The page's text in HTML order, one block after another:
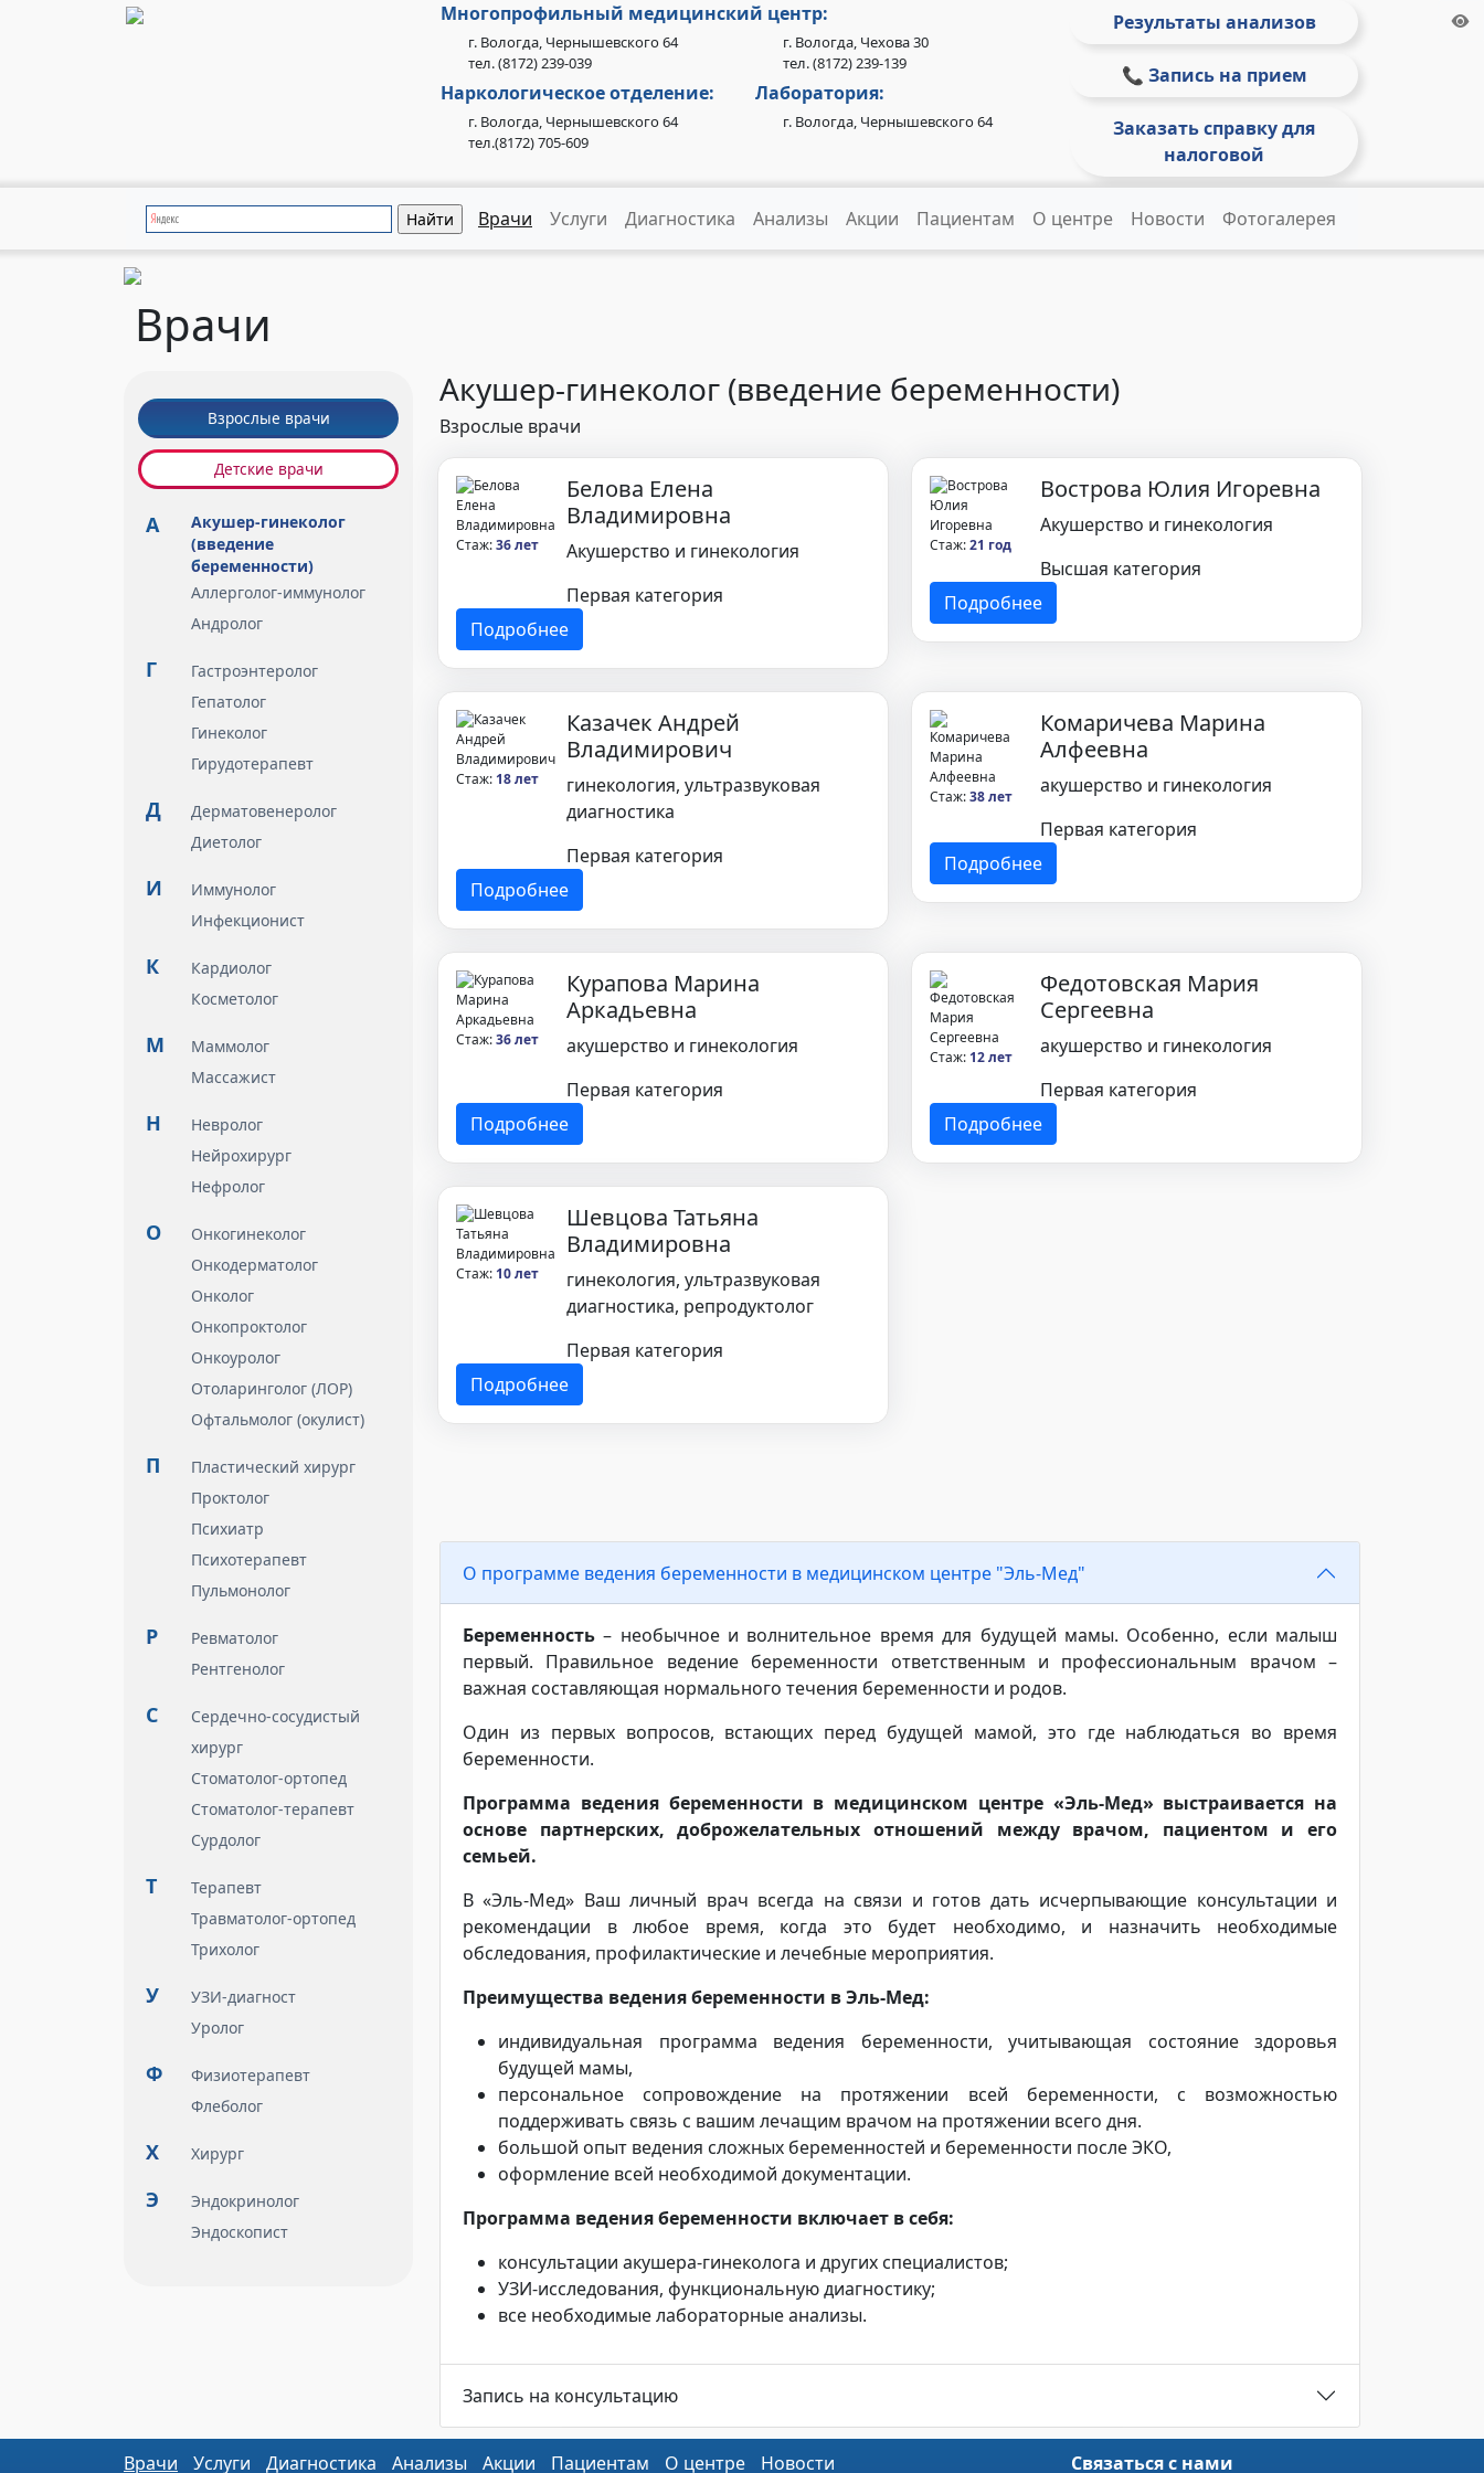
Многопрофильный медицинский центр:
г. Вологда, Чернышевского 64
тел. (8172) 239-039
г. Вологда, Чехова 30
тел. (8172) 239-139
Наркологическое отделение:
г. Вологда, Чернышевского 64
тел.(8172) 705-609
Лаборатория:
г. Вологда, Чернышевского 64
Результаты анализов
📞 Запись на прием
Заказать справку для
налоговой
Врачи Услуги Диагностика Анализы Акции Пациентам О центре Новости Фотогалерея
Врачи
Взрослые врачи
Детские врачи
А
Акушер-гинеколог
(введение
беременности)
Аллерголог-иммунолог
Андролог
Г
Гастроэнтеролог
Гепатолог
Гинеколог
Гирудотерапевт
Д
Дерматовенеролог
Диетолог
И
Иммунолог
Инфекционист
К
Кардиолог
Косметолог
М
Маммолог
Массажист
Н
Невролог
Нейрохирург
Нефролог
О
Онкогинеколог
Онкодерматолог
Онколог
Онкопроктолог
Онкоуролог
Отоларинголог (ЛОР)
Офтальмолог (окулист)
П
Пластический хирург
Проктолог
Психиатр
Психотерапевт
Пульмонолог
Р
Ревматолог
Рентгенолог
С
Сердечно-сосудистый
хирург
Стоматолог-ортопед
Стоматолог-терапевт
Сурдолог
Т
Терапевт
Травматолог-ортопед
Трихолог
У
УЗИ-диагност
Уролог
Ф
Физиотерапевт
Флеболог
Х Хирург
Э
Эндокринолог
Эндоскопист
Акушер-гинеколог (введение беременности)
Взрослые врачи
Стаж:36 лет
Белова Елена
Владимировна
Акушерство и гинекология
Первая категория
Подробнее
Стаж:21 год
Вострова Юлия Игоревна
Акушерство и гинекология
Высшая категория
Подробнее
Стаж: 18 лет
Казачек Андрей
Владимирович
гинекология, ультразвуковая
диагностика
Первая категория
Подробнее
Стаж:38 лет
Комаричева Марина
Алфеевна
акушерство и гинекология
Первая категория
Подробнее
Стаж:36 лет
Курапова Марина
Аркадьевна
акушерство и гинекология
Первая категория
Подробнее
Стаж: 12 лет
Федотовская Мария
Сергеевна
акушерство и гинекология
Первая категория
Подробнее
Стаж: 10 лет
Шевцова Татьяна
Владимировна
гинекология, ультразвуковая
диагностика, репродуктолог
Первая категория
Подробнее
О программе ведения беременности в медицинском центре "Эль-Мед"
Беременность – необычное и волнительное время для будущей мамы. Особенно, если малыш
первый. Правильное ведение беременности ответственным и профессиональным врачом –
важная составляющая нормального течения беременности и родов.
Один из первых вопросов, встающих перед будущей мамой, это где наблюдаться во время
беременности.
Программа ведения беременности в медицинском центре «Эль-Мед» выстраивается на
основе партнерских, доброжелательных отношений между врачом, пациентом и его
семьей.
В «Эль-Мед» Ваш личный врач всегда на связи и готов дать исчерпывающие консультации и
рекомендации в любое время, когда это будет необходимо, и назначить необходимые
обследования, профилактические и лечебные мероприятия.
Преимущества ведения беременности в Эль-Мед:
индивидуальная программа ведения беременности, учитывающая состояние здоровья
будущей мамы,
персональное сопровождение на протяжении всей беременности, с возможностью
поддерживать связь с вашим лечащим врачом на протяжении всего дня.
большой опыт ведения сложных беременностей и беременности после ЭКО,
оформление всей необходимой документации.
Программа ведения беременности включает в себя:
консультации акушера-гинеколога и других специалистов;
УЗИ-исследования, функциональную диагностику;
все необходимые лабораторные анализы.
Запись на консультацию
Врачи Услуги Диагностика Анализы Акции Пациентам О центре Новости Связаться с нами